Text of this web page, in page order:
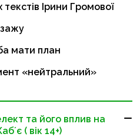
Ірини Громової
мати план
«нейтральний»
та його вплив на
( вік 14+)